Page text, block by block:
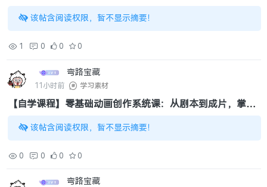
该帖含阅读权限，暂不显示摘要！
1 0 0 0
弯路宝藏
11小时前 学习素材
【自学课程】零基础动画创作系统课：从剧本到成片，掌握
该帖含阅读权限，暂不显示摘要！
0 0 0 0
弯路宝藏